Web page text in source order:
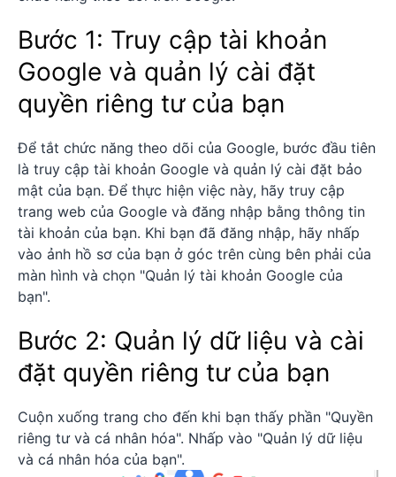
Bước 1: Truy cập tài khoản
Google và quản lý cài đặt
quyền riêng tư của bạn
Để tắt chức năng theo dõi của Google, bước đầu tiên
là truy cập tài khoản Google và quản lý cài đặt bảo
mật của bạn. Để thực hiện việc này, hãy truy cập
trang web của Google và đăng nhập bằng thông tin
tài khoản của bạn. Khi bạn đã đăng nhập, hãy nhấp
vào ảnh hồ sơ của bạn ở góc trên cùng bên phải của
màn hình và chọn "Quản lý tài khoản Google của
bạn".
Bước 2: Quản lý dữ liệu và cài
đặt quyền riêng tư của bạn
Cuộn xuống trang cho đến khi bạn thấy phần "Quyền
riêng tư và cá nhân hóa". Nhấp vào "Quản lý dữ liệu
và cá nhân hóa của bạn".